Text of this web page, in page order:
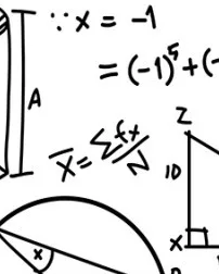
примеры и
на числовой оси между
и примеры